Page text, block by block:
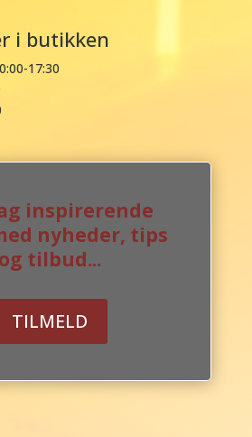
i butikken
17:30
inspirerende
nyheder, tips
og tilbud...
TILMELD